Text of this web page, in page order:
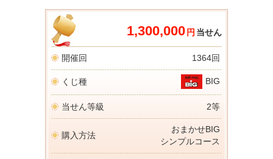
1,300,000 円 当せん
開催回 1364回
くじ種 BIG
当せん等級 2等
購入方法
おまかせBIG
シンプルコース